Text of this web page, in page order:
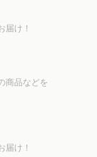
届け！
商品などを
届け！